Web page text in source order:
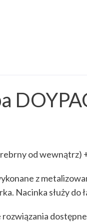
od wewnątrz)
z
Nacinka służy